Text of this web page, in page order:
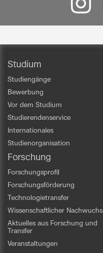
Studium
Studiengänge
Bewerbung
Vor dem Studium
Studierendenservice
Internationales
Studienorganisation
Forschung
Forschungsprofil
Forschungsförderung
Technologietransfer
Wissenschaftlicher Nachwuchs
Aktuelles aus Forschung und
Transfer
Veranstaltungen